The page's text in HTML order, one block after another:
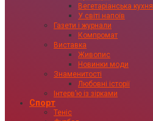
Вегетаріанська кухня
У світі напоїв
Газети і журнали
Компромат
Виставка
Живопис
Новинки моди
Знаменитості
Любовні історії
Інтервʼю із зірками
Спорт
Теніс